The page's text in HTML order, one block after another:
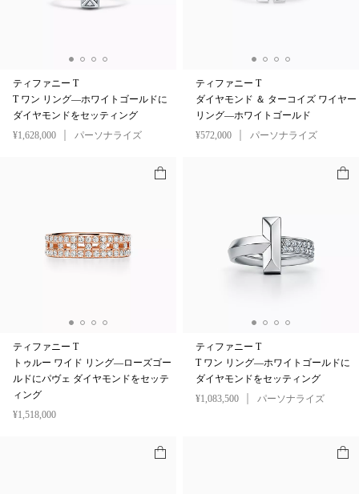
ティファニー T
T ワン リング—ホワイトゴールドに
ダイヤモンドをセッティング
¥1,628,000
パーソナライズ
ティファニー T
ダイヤモンド ＆ ターコイズ ワイヤー
リング—ホワイトゴールド
¥572,000
パーソナライズ
ティファニー T
トゥルー ワイド リング—ローズゴー
ルドにパヴェ ダイヤモンドをセッテ
ィング
¥1,518,000
ティファニー T
T ワン リング—ホワイトゴールドに
ダイヤモンドをセッティング
¥1,083,500
パーソナライズ